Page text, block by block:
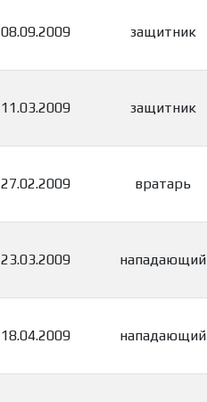
08.09.2009 защитник
11.03.2009 защитник
27.02.2009 вратарь
23.03.2009 нападающий
18.04.2009 нападающий